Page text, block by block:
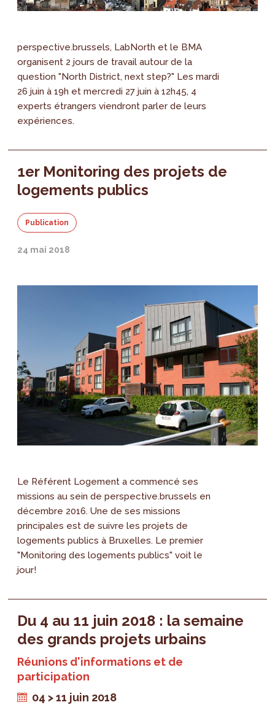
perspective.brussels, LabNorth et le BMA
organisent 2 jours de travail autour de la
question "North District, next step?" Les mardi
26 juin à 19h et mercredi 27 juin à 12h45, 4
experts étrangers viendront parler de leurs
expériences.
1er Monitoring des projets de
logements publics
Publication
24 mai 2018
Le Référent Logement a commencé ses
missions au sein de perspective.brussels en
décembre 2016. Une de ses missions
principales est de suivre les projets de
logements publics à Bruxelles. Le premier
"Monitoring des logements publics" voit le
jour!
Du 4 au 11 juin 2018 : la semaine
des grands projets urbains
Réunions d'informations et de
participation
04 > 11 juin 2018